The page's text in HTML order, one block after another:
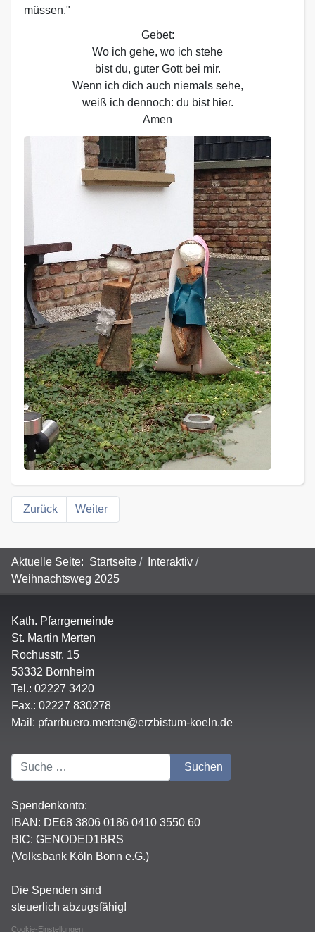
müssen."
Gebet:
Wo ich gehe, wo ich stehe
bist du, guter Gott bei mir.
Wenn ich dich auch niemals sehe,
weiß ich dennoch: du bist hier.
Amen
Zurück Weiter
Aktuelle Seite: Startseite
Interaktiv
Weihnachtsweg 2025
Kath. Pfarrgemeinde
St. Martin Merten
Rochusstr. 15
53332 Bornheim
Tel.: 02227 3420
Fax.: 02227 830278
Mail: pfarrbuero.merten@erzbistum-koeln.de
Suchen Suchen
Spendenkonto:
IBAN: DE68 3806 0186 0410 3550 60
BIC: GENODED1BRS
(Volksbank Köln Bonn e.G.)
Die Spenden sind
steuerlich abzugsfähig!
Cookie-Einstellungen